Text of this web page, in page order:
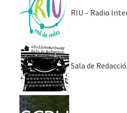
RIU – Radio
Sala de